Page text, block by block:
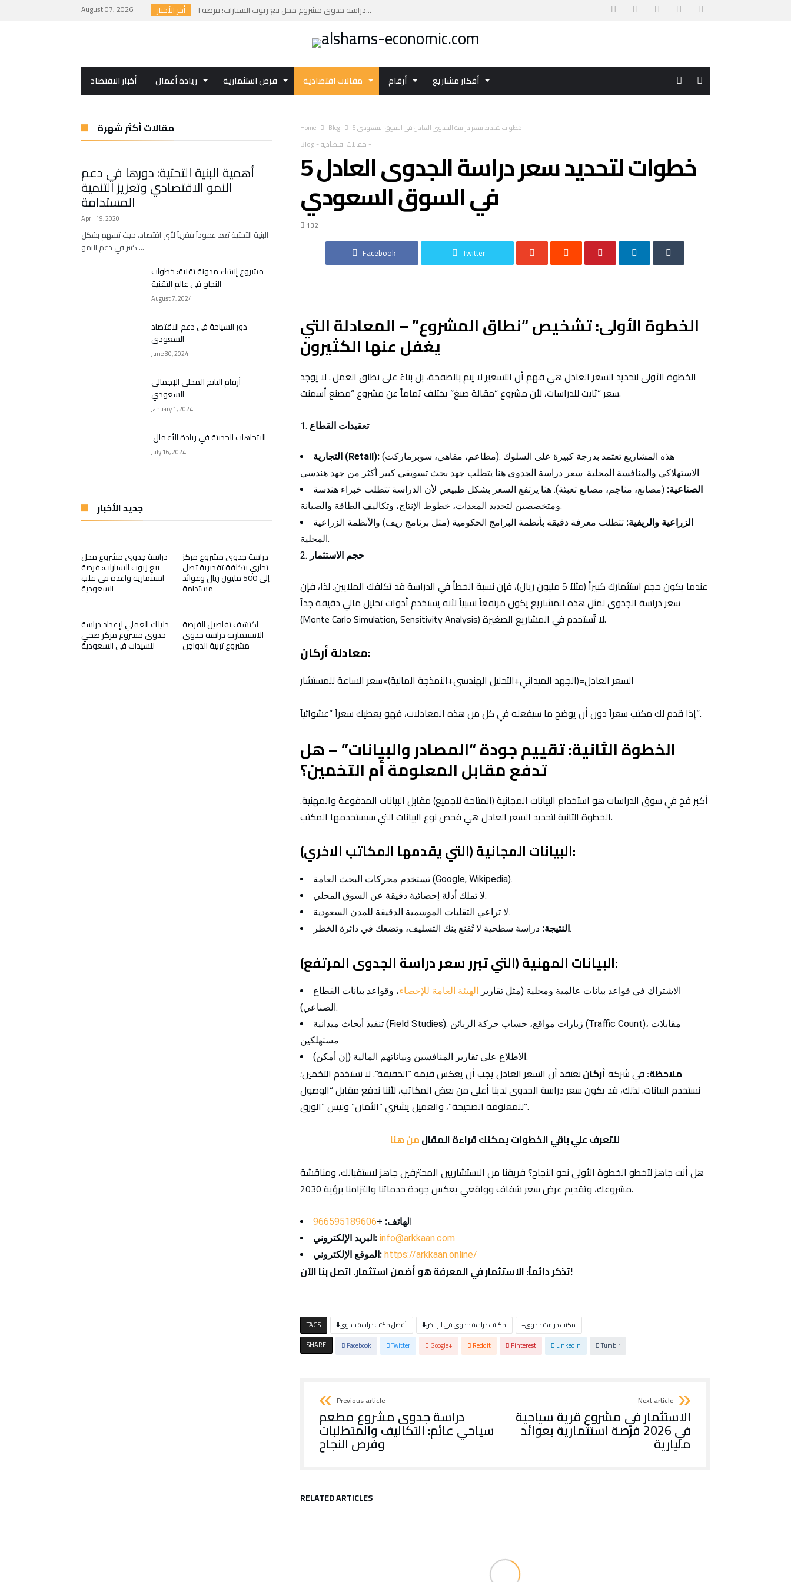
August 07, 2026 أخر الأخبار
دراسة جدوى مشروع محل بيع زيوت السيارات: فرصة ا...
دليلك العملي لإعداد دراسة جدوى مشروع مركز صحي ...
اكتشف تفاصيل الفرصة الاستثمارية دراسة جدوى مشر...
استثمر في دراسة جدوى مشروع الاستزراع السمكي با...
أخبار الاقتصاد ريادة أعمال فرص استثمارية مقالات اقتصادية أرقام أفكار مشاريع
Home Blog 5 خطوات لتحديد سعر دراسة الجدوى العادل في السوق السعودي
Blog-مقالات اقتصادية -
5 خطوات لتحديد سعر دراسة الجدوى العادل
في السوق السعودي
132
Facebook Twitter
الخطوة الأولى: تشخيص “نطاق المشروع” –المعادلة التي
يغفل عنها الكثيرون
الخطوة الأولى لتحديد السعر العادل هي فهم أن التسعير لا يتم بالصفحة، بل بناءً على نطاق العمل. لا يوجد
سعر “ثابت للدراسات، لأن مشروع “مقالة صبغ” يختلف تماماً عن مشروع “مصنع أسمنت.
تعقيدات القطاع
التجارية (Retail): (مطاعم، مقاهي، سوبرماركت). هذه المشاريع تعتمد بدرجة كبيرة على السلوك
الاستهلاكي والمنافسة المحلية. سعر دراسة الجدوى هنا يتطلب جهد بحث تسويقي كبير أكثر من جهد هندسي.
الصناعية: (مصانع، مناجم، مصانع تعبئة). هنا يرتفع السعر بشكل طبيعي لأن الدراسة تتطلب خبراء هندسة
ومتخصصين لتحديد المعدات، خطوط الإنتاج، وتكاليف الطاقة والصيانة.
الزراعية والريفية: تتطلب معرفة دقيقة بأنظمة البرامج الحكومية (مثل برنامج ريف) والأنظمة الزراعية
المحلية.
حجم الاستثمار
عندما يكون حجم استثمارك كبيراً (مثلاً 5 مليون ريال)، فإن نسبة الخطأ في الدراسة قد تكلفك الملايين. لذا، فإن
سعر دراسة الجدوى لمثل هذه المشاريع يكون مرتفعاً نسبياً لأنه يستخدم أدوات تحليل مالي دقيقة جداً
(Monte Carlo Simulation, Sensitivity Analysis) لا تُستخدم في المشاريع الصغيرة.
معادلة أركان:
السعر العادل=(الجهد الميداني+التحليل الهندسي+النمذجة المالية)×سعر الساعة للمستشار
إذا قدم لك مكتب سعراً دون أن يوضح ما سيفعله في كل من هذه المعادلات، فهو يعطيك سعراً “عشوائياً”.
الخطوة الثانية: تقييم جودة “المصادر والبيانات” – هل
تدفع مقابل المعلومة أم التخمين؟
أكبر فخ في سوق الدراسات هو استخدام البيانات المجانية (المتاحة للجميع) مقابل البيانات المدفوعة والمهنية.
الخطوة الثانية لتحديد السعر العادل هي فحص نوع البيانات التي سيستخدمها المكتب.
البيانات المجانية (التي يقدمها المكاتب الاخري):
تستخدم محركات البحث العامة (Google, Wikipedia).
لا تملك أدلة إحصائية دقيقة عن السوق المحلي.
لا تراعي التقلبات الموسمية الدقيقة للمدن السعودية.
النتيجة: دراسة سطحية لا تُقنع بنك التسليف، وتضعك في دائرة الخطر.
البيانات المهنية (التي تبرر سعر دراسة الجدوى المرتفع):
الاشتراك في قواعد بيانات عالمية ومحلية (مثل تقارير الهيئة العامة للإحصاء، وقواعد بيانات القطاع
الصناعي).
تنفيذ أبحاث ميدانية (Field Studies): زيارات مواقع، حساب حركة الزبائن (Traffic Count)، مقابلات
مستهلكين.
الاطلاع على تقارير المنافسين وبياناتهم المالية (إن أمكن).
ملاحظة: في شركةأركاننعتقد أن السعر العادل يجب أن يعكس قيمة “الحقيقة”. لا نستخدم التخمين؛
نستخدم البيانات. لذلك، قد يكون سعر دراسة الجدوى لدينا أعلى من بعض المكاتب، لأننا ندفع مقابل “الوصول
للمعلومة الصحيحة”، والعميل يشتري “الأمان” وليس “الورق”.
للتعرف علي باقي الخطوات يمكنك قراءة المقالمن هنا
هل أنت جاهز لتخطو الخطوة الأولى نحو النجاح؟ فريقنا من الاستشاريين المحترفين جاهز لاستقبالك، ومناقشة
مشروعك، وتقديم عرض سعر شفاف وواقعي يعكس جودة خدماتنا والتزامنا برؤية 2030.
الهاتف: +
966595189606
البريد الإلكتروني: info@arkkaan.com
الموقع الإلكتروني: https://arkkaan.online/
تذكر دائماً: الاستثمار في المعرفة هو أضمن استثمار. اتصل بنا الآن!
TAGS أفضل مكتب دراسة جدوى مكاتب دراسة جدوى في الرياض
مكتب دراسة جدوى
SHARE
Facebook Twitter Google+ Reddit Pinterest Linkedin Tumblr
Previous article
دراسة جدوى مشروع مطعم
سياحي عائم: التكاليف والمتطلبات
وفرص النجاح
Next article
الاستثمار في مشروع قرية سياحية
في 2026 فرصة استثمارية بعوائد
مليارية
RELATED ARTICLES
مقالات أكثر شهرة
أهمية البنية التحتية: دورها في دعم
النمو الاقتصادي وتعزيز التنمية
المستدامة
April 19, 2020
البنية التحتية تعد عموداً فقرياً لأي اقتصاد، حيث تسهم بشكل
كبير في دعم النمو …
مشروع إنشاء مدونة تقنية: خطوات
النجاح في عالم التقنية
August 7, 2024
دور السياحة في دعم الاقتصاد
السعودي
June 30, 2024
أرقام الناتج المحلي الإجمالي
السعودي
January 1, 2024
الاتجاهات الحديثة في ريادة الأعمال
July 16, 2024
جديد الأخبار
دراسة جدوى مشروع محل
بيع زيوت السيارات: فرصة
استثمارية واعدة في قلب
السعودية
دراسة جدوى مشروع مركز
تجاري بتكلفة تقديرية تصل
إلى 500 مليون ريال وعوائد
مستدامة
دليلك العملي لإعداد دراسة
جدوى مشروع مركز صحي
للسيدات في السعودية
اكتشف تفاصيل الفرصة
الاستثمارية دراسة جدوى
مشروع تربية الدواجن